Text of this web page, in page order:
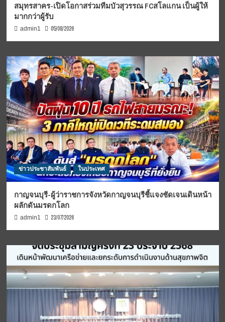
สมุทรสาคร-เปิดโอกาสร่วมทีมบัวสุวรรณ FCสโลแกน เป็นผู้ให้
มากกว่าผู้รับ
admin1 05/08/2026
ข่าวประชาสัมพันธ์ ในประเทศ
กาญจนบุรี-ผู้ว่าราชการจังหวัดกาญจนบุรีชี้แจงชัดเจนเดินหน้า
ผลักดันมรดกโลก
admin1 23/07/2026